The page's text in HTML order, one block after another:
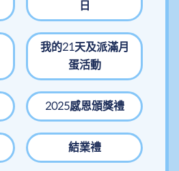
日
我的21天及派滿月
蛋活動
2025感恩頒獎禮
結業禮